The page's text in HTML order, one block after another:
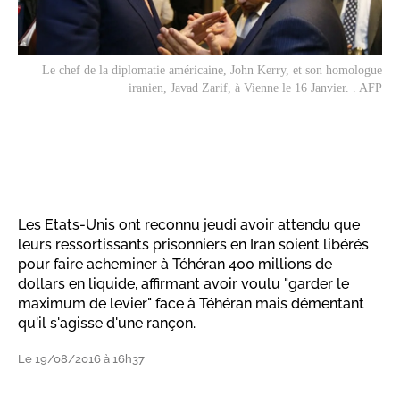
Le chef de la diplomatie américaine, John Kerry, et son homologue
iranien, Javad Zarif, à Vienne le 16 Janvier. . AFP
Les Etats-Unis ont reconnu jeudi avoir attendu que
leurs ressortissants prisonniers en Iran soient libérés
pour faire acheminer à Téhéran 400 millions de
dollars en liquide, affirmant avoir voulu "garder le
maximum de levier" face à Téhéran mais démentant
qu'il s'agisse d'une rançon.
Le 19/08/2016 à 16h37